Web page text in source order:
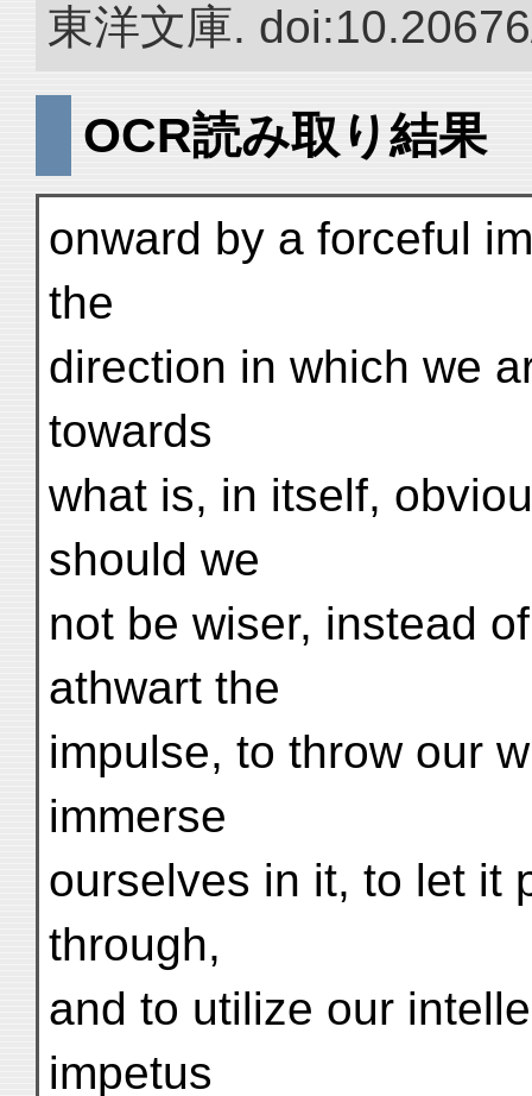
東洋文庫.
OCR読み取り結果
onward by a forceful
the
direction in which we
towards
what is, in itself,
should we
not be wiser, instead
athwart the
impulse, to throw our
immerse
ourselves in it, to let it
through,
and to utilize our
impetus